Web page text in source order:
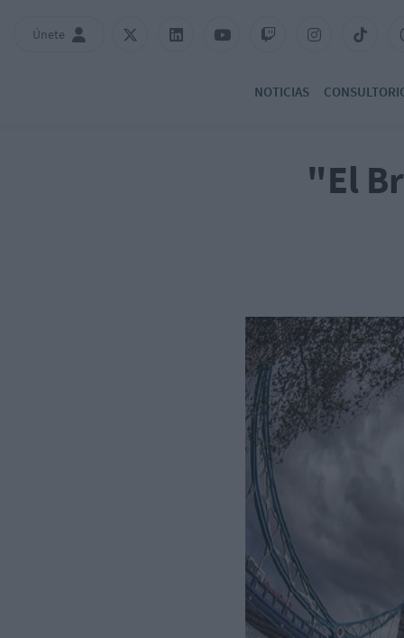
Únete
NOTICIAS
"El